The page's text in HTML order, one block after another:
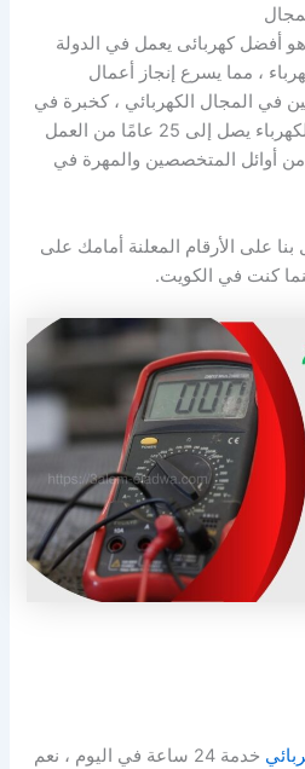
أفضل كهربائى يعمل في الدولة
، مما يسرع إنجاز أعمال
في المجال الكهربائي ، كخبرة في
الدولة في العمل في مجال الكهرباء يصل إلى 25 عامًا من العمل
أوائل المتخصصين والمهرة في
على الأرقام المعلنة أمامك على
كنت في الكويت.
خدمة 24 ساعة في اليوم ، نعم